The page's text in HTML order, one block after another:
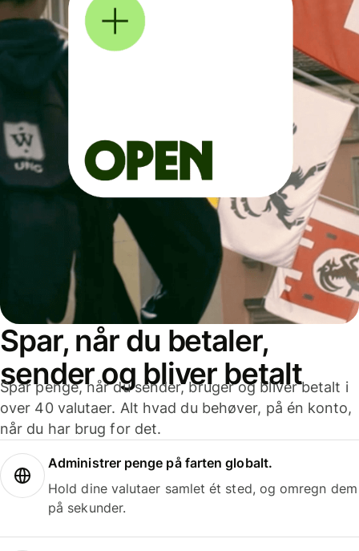
Spar, når du betaler,
sender og bliver betalt
Spar penge, når du sender, bruger og bliver betalt i
over 40 valutaer. Alt hvad du behøver, på én konto,
når du har brug for det.
Administrer penge på farten globalt.
Hold dine valutaer samlet ét sted, og omregn dem
på sekunder.